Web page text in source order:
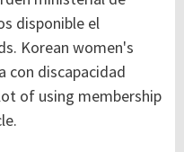
disponible el
Korean women's
con discapacidad
of using membership